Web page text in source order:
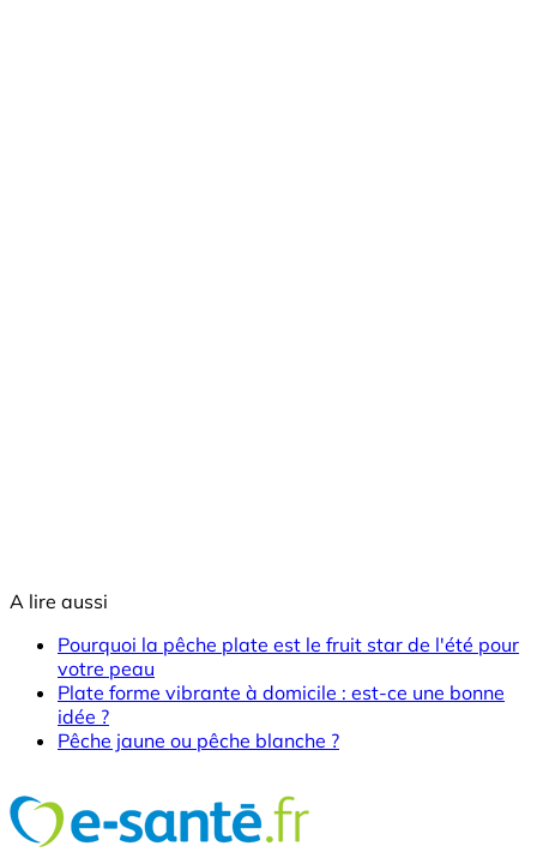
A lire aussi
Pourquoi la pêche plate est le fruit star de l'été pour
votre peau
Plate forme vibrante à domicile : est-ce une bonne
idée ?
Pêche jaune ou pêche blanche ?